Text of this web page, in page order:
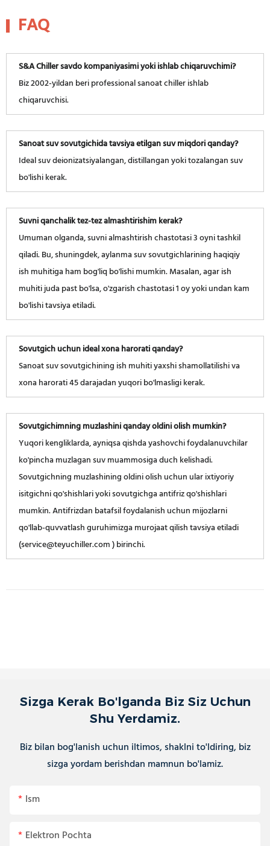
FAQ
S&A Chiller savdo kompaniyasimi yoki ishlab chiqaruvchimi?
Biz 2002-yildan beri professional sanoat chiller ishlab
chiqaruvchisi.
Sanoat suv sovutgichida tavsiya etilgan suv miqdori qanday?
Ideal suv deionizatsiyalangan, distillangan yoki tozalangan suv
bo'lishi kerak.
Suvni qanchalik tez-tez almashtirishim kerak?
Umuman olganda, suvni almashtirish chastotasi 3 oyni tashkil
qiladi. Bu, shuningdek, aylanma suv sovutgichlarining haqiqiy
ish muhitiga ham bog'liq bo'lishi mumkin. Masalan, agar ish
muhiti juda past bo'lsa, o'zgarish chastotasi 1 oy yoki undan kam
bo'lishi tavsiya etiladi.
Sovutgich uchun ideal xona harorati qanday?
Sanoat suv sovutgichining ish muhiti yaxshi shamollatilishi va
xona harorati 45 darajadan yuqori bo'lmasligi kerak.
Sovutgichimning muzlashini qanday oldini olish mumkin?
Yuqori kengliklarda, ayniqsa qishda yashovchi foydalanuvchilar
ko'pincha muzlagan suv muammosiga duch kelishadi.
Sovutgichning muzlashining oldini olish uchun ular ixtiyoriy
isitgichni qo'shishlari yoki sovutgichga antifriz qo'shishlari
mumkin. Antifrizdan batafsil foydalanish uchun mijozlarni
qo'llab-quvvatlash guruhimizga murojaat qilish tavsiya etiladi
(service@teyuchiller.com ) birinchi.
Sizga Kerak Bo'lganda Biz Siz Uchun
Shu Yerdamiz.
Biz bilan bog'lanish uchun iltimos, shaklni to'ldiring, biz
sizga yordam berishdan mamnun bo'lamiz.
Ism
Elektron Pochta